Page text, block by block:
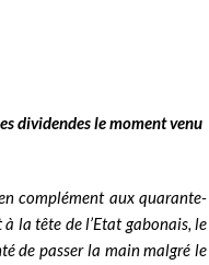
dividendes le moment venu
complément aux quarante-
la tête de l’Etat gabonais, le
de passer la main malgré le